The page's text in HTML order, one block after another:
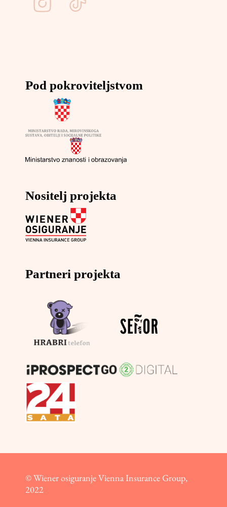
Pod pokroviteljstvom
Nositelj projekta
Partneri projekta
© Wiener osiguranje Vienna Insurance Group,
2022